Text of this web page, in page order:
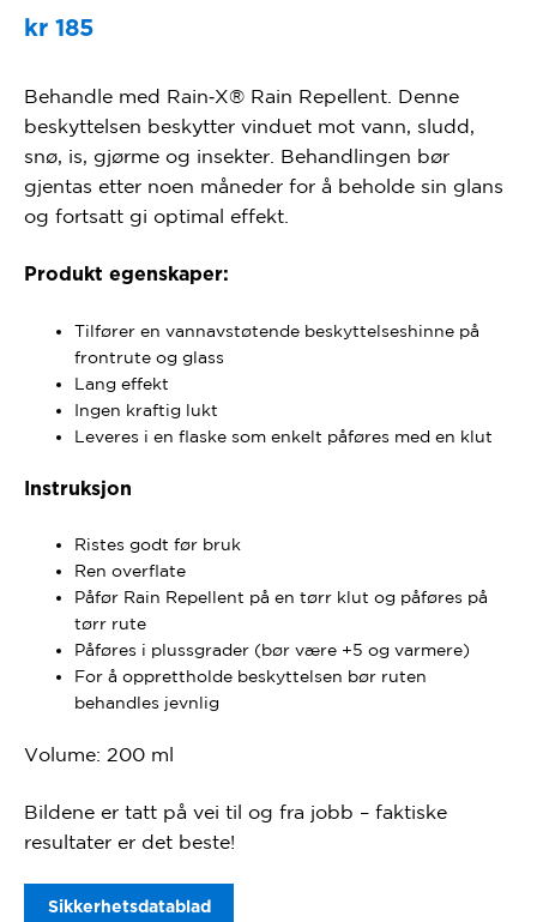
kr185
Behandle med Rain‑X® Rain Repellent. Denne
beskyttelsen beskytter vinduet mot vann, sludd,
snø, is, gjørme og insekter. Behandlingen bør
gjentas etter noen måneder for å beholde sin glans
og fortsatt gi optimal effekt.
Produkt egenskaper:
Tilfører en vannavstøtende beskyttelseshinne på
frontrute og glass
Lang effekt
Ingen kraftig lukt
Leveres i en flaske som enkelt påføres med en klut
Instruksjon
Ristes godt før bruk
Ren overflate
Påfør Rain Repellent på en tørr klut og påføres på
tørr rute
Påføres i plussgrader (bør være +5 og varmere)
For å opprettholde beskyttelsen bør ruten
behandles jevnlig
Volume: 200 ml
Bildene er tatt på vei til og fra jobb – faktiske
resultater er det beste!
Sikkerhetsdatablad